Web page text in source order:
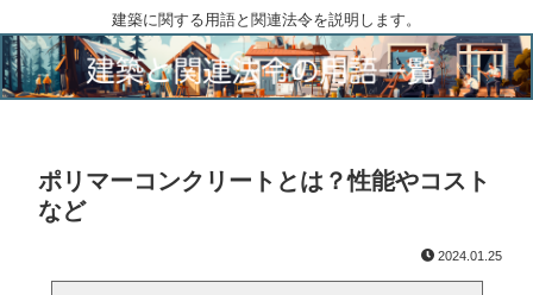
建築に関する用語と関連法令を説明します。
ポリマーコンクリートとは？性能やコスト
など
2024.01.25